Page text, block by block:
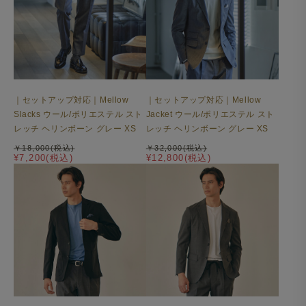
｜セットアップ対応｜Mellow
Slacks ウール/ポリエステル スト
レッチ ヘリンボーン グレー XS
¥7,200(税込)
￥18,000(税込)
｜セットアップ対応｜Mellow
Jacket ウール/ポリエステル スト
レッチ ヘリンボーン グレー XS
¥12,800(税込)
￥32,000(税込)